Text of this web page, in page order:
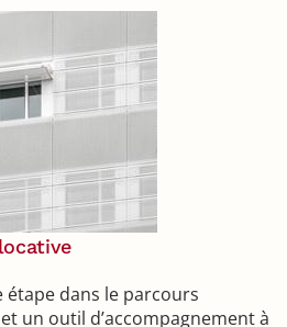
étape dans le parcours
un outil d’accompagnement à